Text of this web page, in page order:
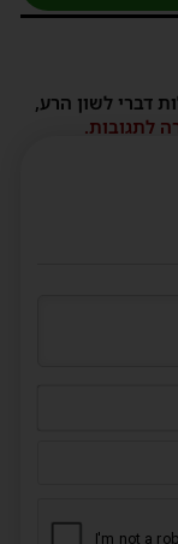
דברי לשון הרע,
לתגובות.